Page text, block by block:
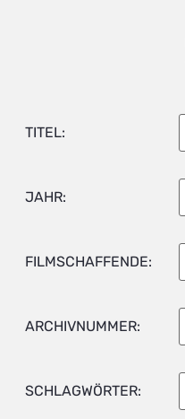
TITEL:
JAHR:
FILMSCHAFFENDE:
ARCHIVNUMMER:
SCHLAGWÖRTER: